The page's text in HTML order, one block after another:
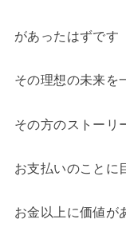
があったはずです
その理想の未来を
その方のストーリ
お支払いのことに
お金以上に価値が